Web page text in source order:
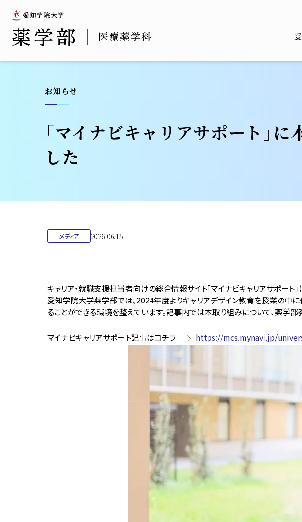
お知らせ
「マイナビキャリアサポート」
した
メディア 2026.06.15
キャリア・就職支援担当者向けの総合情報サイト「マイナビキャリアサポート
愛知学院大学薬学部では、2024年度よりキャリアデザイン教育を授業の中
ることができる環境を整えています。記事内では本取り組みについて、薬学
マイナビキャリアサポート記事はコチラ https://mcs.mynavi.jp/